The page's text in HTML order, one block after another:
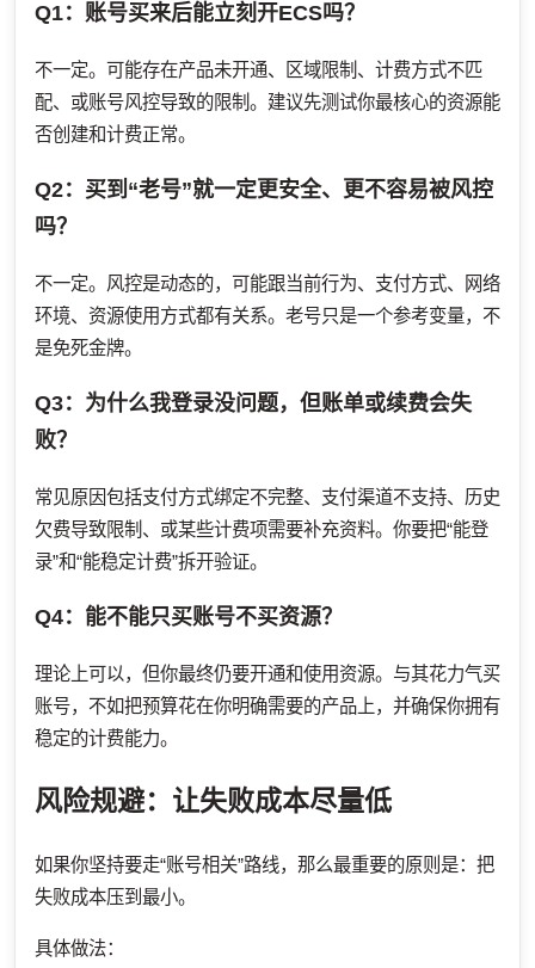
Q1：账号买来后能立刻开ECS吗？
不一定。可能存在产品未开通、区域限制、计费方式不匹
配、或账号风控导致的限制。建议先测试你最核心的资源能
否创建和计费正常。
Q2：买到“老号”就一定更安全、更不容易被风控
吗？
不一定。风控是动态的，可能跟当前行为、支付方式、网络
环境、资源使用方式都有关系。老号只是一个参考变量，不
是免死金牌。
Q3：为什么我登录没问题，但账单或续费会失
败？
常见原因包括支付方式绑定不完整、支付渠道不支持、历史
欠费导致限制、或某些计费项需要补充资料。你要把“能登
录”和“能稳定计费”拆开验证。
Q4：能不能只买账号不买资源？
理论上可以，但你最终仍要开通和使用资源。与其花力气买
账号，不如把预算花在你明确需要的产品上，并确保你拥有
稳定的计费能力。
风险规避：让失败成本尽量低
如果你坚持要走“账号相关”路线，那么最重要的原则是：把
失败成本压到最小。
具体做法：